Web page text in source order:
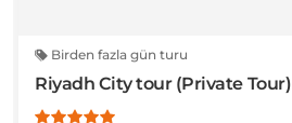
Birden fazla gün turu
Riyadh City tour (Private Tour)